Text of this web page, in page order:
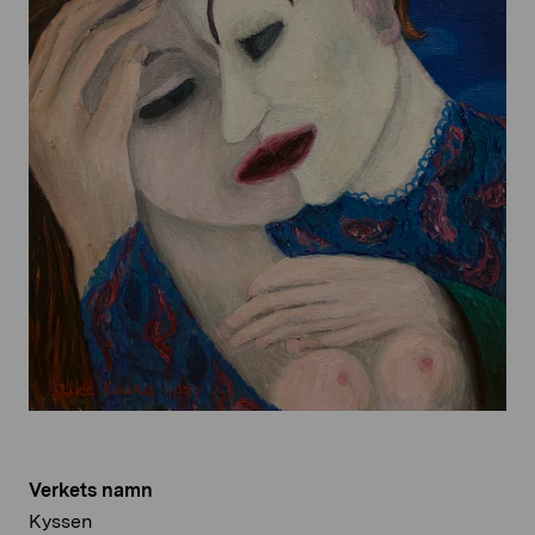
Verkets namn
Kyssen